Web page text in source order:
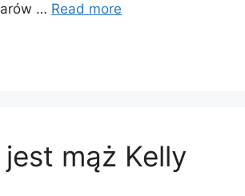
… Read more
mąż Kelly